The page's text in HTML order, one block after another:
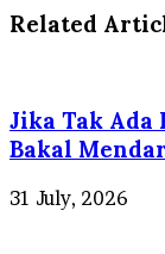
Related
Jika Tak Ada
Bakal
31 July, 2026